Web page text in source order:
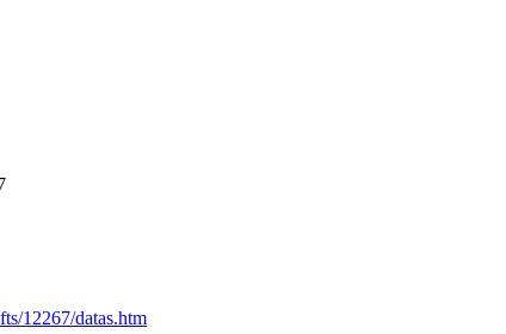
12267/datas.htm